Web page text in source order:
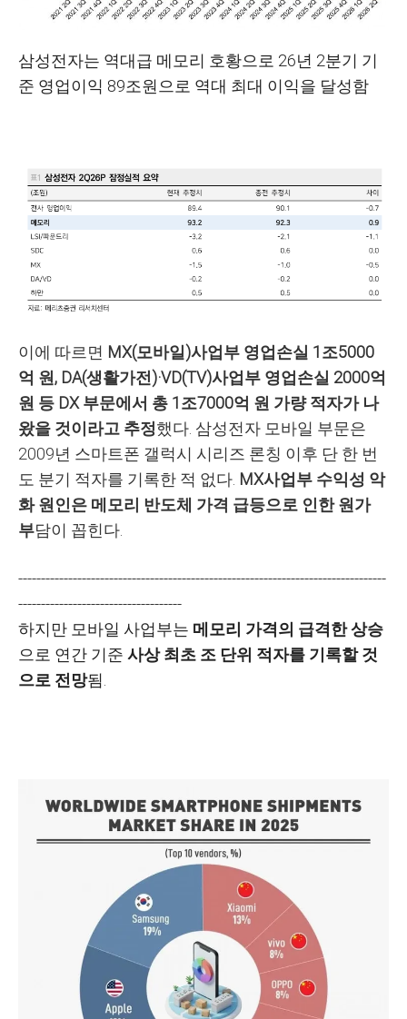
삼성전자는 역대급 메모리 호황으로 26년 2분기 기
준 영업이익 89조원으로 역대 최대 이익을 달성함
이에 따르면 MX(모바일)사업부 영업손실 1조5000
억 원, DA(생활가전)·VD(TV)사업부 영업손실 2000억
원 등 DX 부문에서 총 1조7000억 원 가량 적자가 나
왔을 것이라고 추정했다. 삼성전자 모바일 부문은
2009년 스마트폰 갤럭시 시리즈 론칭 이후 단 한 번
도 분기 적자를 기록한 적 없다. MX사업부 수익성 악
화 원인은 메모리 반도체 가격 급등으로 인한 원가
부담이 꼽힌다.
---------------------------------------------------------------------------------
------------------------------------
하지만 모바일 사업부는 메모리 가격의 급격한 상승
으로 연간 기준 사상 최초 조 단위 적자를 기록할 것
으로 전망됨.